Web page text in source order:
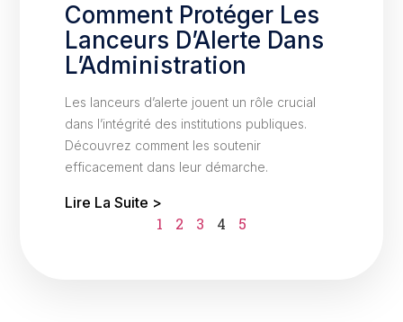
Comment Protéger Les
Lanceurs D’Alerte Dans
L’Administration
Les lanceurs d’alerte jouent un rôle crucial
dans l’intégrité des institutions publiques.
Découvrez comment les soutenir
efficacement dans leur démarche.
Lire La Suite >
1 2 3 4 5